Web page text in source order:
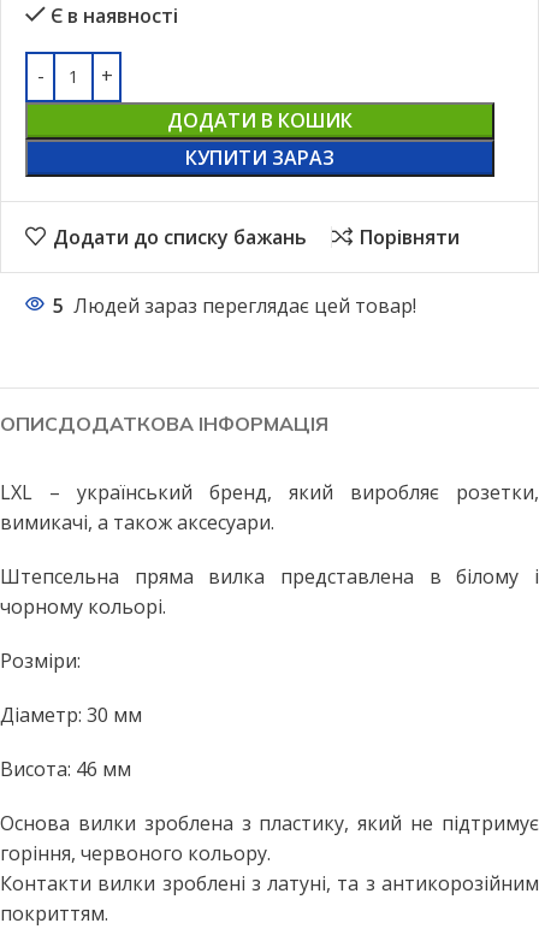
Є в наявності
ДОДАТИ В КОШИК
КУПИТИ ЗАРАЗ
Додати до списку бажань Порівняти
5 Людей зараз переглядає цей товар!
ОПИСДОДАТКОВА ІНФОРМАЦІЯ
LXL – український бренд, який виробляє розетки,
вимикачі, а також аксесуари.
Штепсельна пряма вилка представлена в білому і
чорному кольорі.
Розміри:
Діаметр: 30 мм
Висота: 46 мм
Основа вилки зроблена з пластику, який не підтримує
горіння, червоного кольору.
Контакти вилки зроблені з латуні, та з антикорозійним
покриттям.